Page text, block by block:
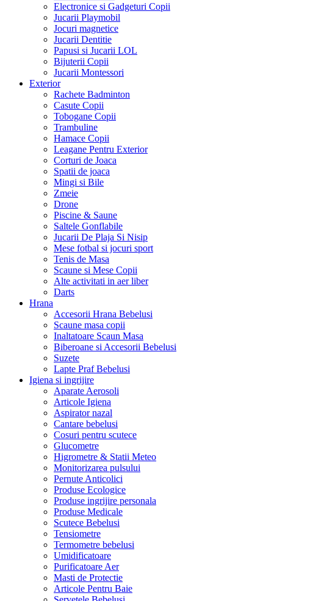
Electronice si Gadgeturi Copii
Jucarii Playmobil
Jocuri magnetice
Jucarii Dentitie
Papusi si Jucarii LOL
Bijuterii Copii
Jucarii Montessori
Exterior
Rachete Badminton
Casute Copii
Tobogane Copii
Trambuline
Hamace Copii
Leagane Pentru Exterior
Corturi de Joaca
Spatii de joaca
Mingi si Bile
Zmeie
Drone
Piscine & Saune
Saltele Gonflabile
Jucarii De Plaja Si Nisip
Mese fotbal si jocuri sport
Tenis de Masa
Scaune si Mese Copii
Alte activitati in aer liber
Darts
Hrana
Accesorii Hrana Bebelusi
Scaune masa copii
Inaltatoare Scaun Masa
Biberoane si Accesorii Bebelusi
Suzete
Lapte Praf Bebelusi
Igiena si ingrijire
Aparate Aerosoli
Articole Igiena
Aspirator nazal
Cantare bebelusi
Cosuri pentru scutece
Glucometre
Higrometre & Statii Meteo
Monitorizarea pulsului
Pernute Anticolici
Produse Ecologice
Produse ingrijire personala
Produse Medicale
Scutece Bebelusi
Tensiometre
Termometre bebelusi
Umidificatoare
Purificatoare Aer
Masti de Protectie
Articole Pentru Baie